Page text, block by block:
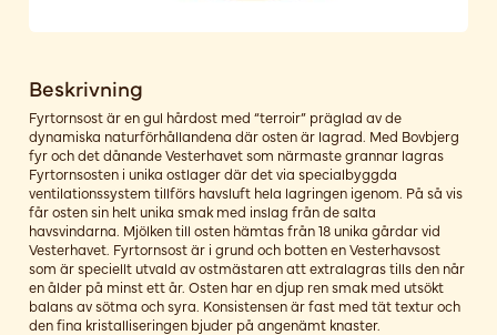
Beskrivning
Fyrtornsost är en gul hårdost med “terroir” präglad av de
dynamiska naturförhållandena där osten är lagrad. Med Bovbjerg
fyr och det dånande Vesterhavet som närmaste grannar lagras
Fyrtornsosten i unika ostlager där det via specialbyggda
ventilationssystem tillförs havsluft hela lagringen igenom. På så vis
får osten sin helt unika smak med inslag från de salta
havsvindarna. Mjölken till osten hämtas från 18 unika gårdar vid
Vesterhavet. Fyrtornsost är i grund och botten en Vesterhavsost
som är speciellt utvald av ostmästaren att extralagras tills den når
en ålder på minst ett år. Osten har en djup ren smak med utsökt
balans av sötma och syra. Konsistensen är fast med tät textur och
den fina kristalliseringen bjuder på angenämt knaster.